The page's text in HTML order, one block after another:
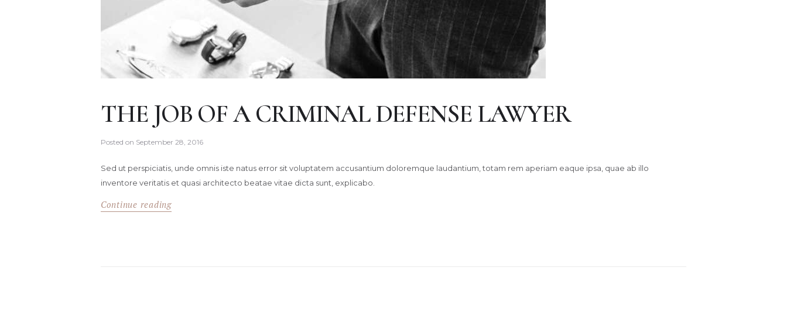
THE JOB OF A CRIMINAL DEFENSE LAWYER
Posted on September 28, 2016
Sed ut perspiciatis, unde omnis iste natus error sit voluptatem accusantium doloremque laudantium, totam rem aperiam eaque ipsa, quae ab illo
inventore veritatis et quasi architecto beatae vitae dicta sunt, explicabo.
Continue reading